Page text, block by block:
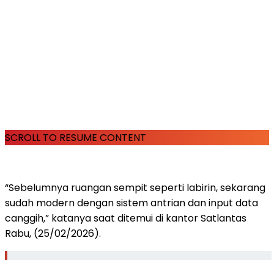
SCROLL TO RESUME CONTENT
“Sebelumnya ruangan sempit seperti labirin, sekarang
sudah modern dengan sistem antrian dan input data
canggih,” katanya saat ditemui di kantor Satlantas
Rabu, (25/02/2026).